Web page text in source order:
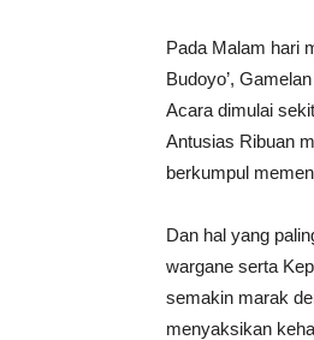
Pada Malam hari
Budoyo’,
Acara dimulai
Antusias Ribuan
berkumpul
Dan hal yang
wargane serta
semakin marak
menyaksikan